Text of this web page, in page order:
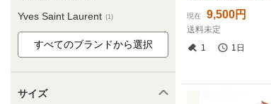
Yves Saint Laurent (1)
サイズ
現在 9,500円
送料未定
1
1日